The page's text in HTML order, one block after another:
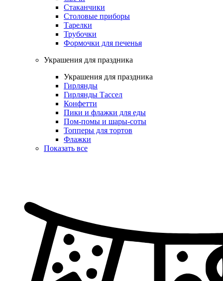
Стаканчики
Столовые приборы
Тарелки
Трубочки
Формочки для печенья
Украшения для праздника
Украшения для праздника
Гирлянды
Гирлянды Тассел
Конфетти
Пики и флажки для еды
Пом-помы и шары-соты
Топперы для тортов
Флажки
Показать все